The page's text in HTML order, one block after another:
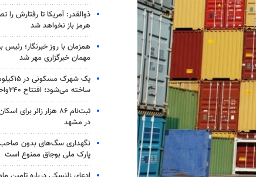
ذوالقدر: آمریکا تا رفتارش را
هرمز باز نخواهد شد
همزمان با روز خبرنگار؛
مهمان خبرگزاری مهر شد
یک شهرک
ساخته می‌شود؛ افتتاح ۲۴۰واحد مسکن
ثبت‌نام ۸۶ هزار زائر
در مشهد
نگهداری سگ‌های بدون
پارک ملی بوجاق ممنوع است